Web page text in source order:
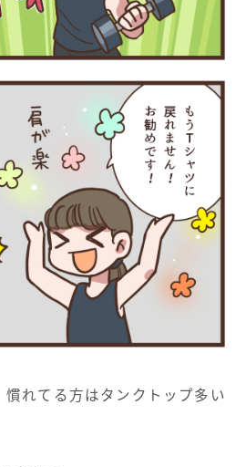
慣れてる方はタンクトップ多い